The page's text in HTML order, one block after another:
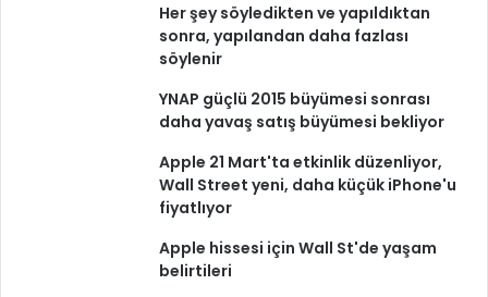
Her şey söyledikten ve yapıldıktan
sonra, yapılandan daha fazlası
söylenir
YNAP güçlü 2015 büyümesi sonrası
daha yavaş satış büyümesi bekliyor
Apple 21 Mart'ta etkinlik düzenliyor,
Wall Street yeni, daha küçük iPhone'u
fiyatlıyor
Apple hissesi için Wall St'de yaşam
belirtileri